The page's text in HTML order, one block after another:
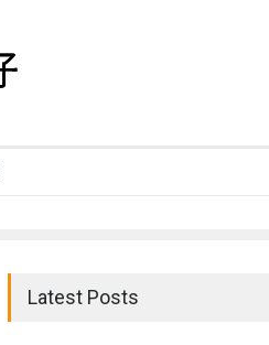
Latest Posts